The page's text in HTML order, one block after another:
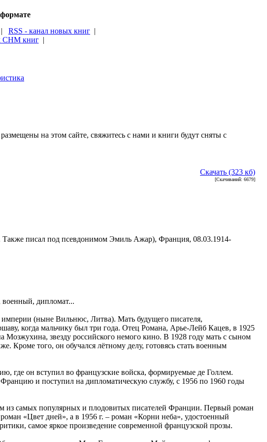
| RSS - канал новых книг |
CHM книг|
на этом сайте, свяжитесь с нами и книги будут сняты с
Скачать (323 кб)
[Скачиваний: 6679]
писал под псевдонимом Эмиль Ажар), Франция, 08.03.1914-
военный, дипломат...
(ныне Вильнюс, Литва). Мать будущего писателя,
когда мальчику был три года. Отец Романа, Арье-Лейб Кацев, в 1925
звезду российского немого кино. В 1928 году мать с сыном
того, он обучался лётному делу, готовясь стать военным
где он вступил во французские войска, формируемые де Голлем.
и поступил на дипломатическую службу, с 1956 по 1960 годы
из самых популярных и плодовитых писателей Франции. Первый роман
«Цвет дней», а в 1956 г. – роман «Корни неба», удостоенный
самое яркое произведение современной французской прозы.